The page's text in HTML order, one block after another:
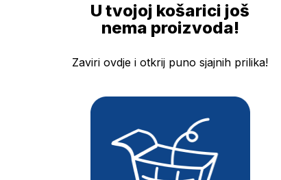
U tvojoj košarici još
nema proizvoda!
Zaviri ovdje i otkrij puno sjajnih prilika!